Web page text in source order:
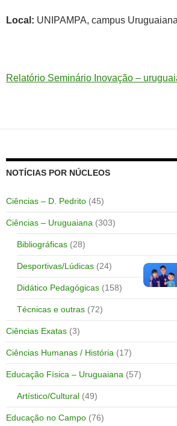
Local: UNIPAMPA, campus
Relatório Seminário Inovação –
NOTÍCIAS POR NÚCLEOS
Ciências – D. Pedrito (45)
Ciências – Uruguaiana (303)
Bibliográficas (28)
Desportivas/Lúdicas (24)
Didático Pedagógicas (158)
Técnicas e outras (72)
Ciências Exatas (3)
Ciências Humanas / História (17)
Educação Física – Uruguaiana (57)
Artístico/Cultural (49)
Educação no Campo (76)